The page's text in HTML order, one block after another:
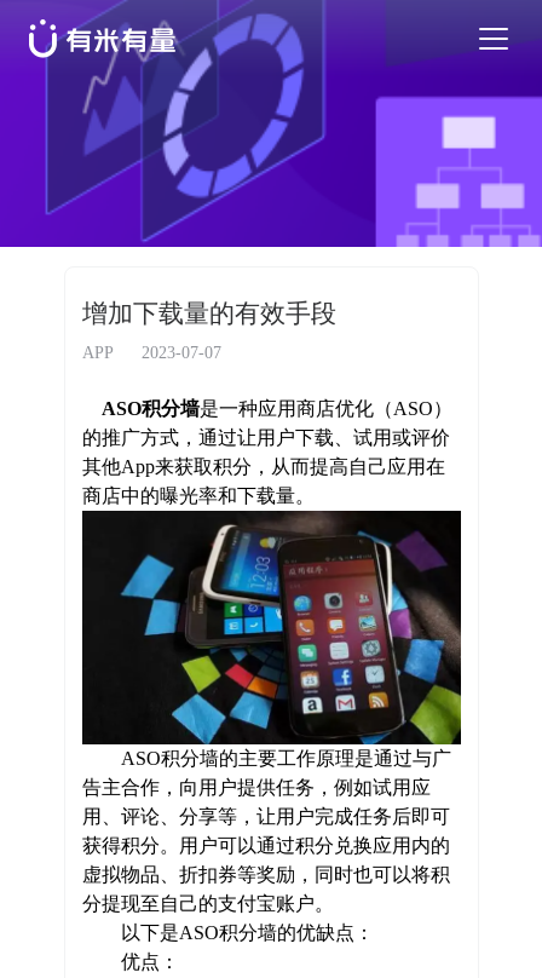
苹果应用商店优化
安卓应用商店优化
行业干货
EN
增加下载量的有效手段
APP 2023-07-07
ASO积分墙是一种应用商店优化（ASO）
的推广方式，通过让用户下载、试用或评价
其他App来获取积分，从而提高自己应用在
商店中的曝光率和下载量。
ASO积分墙的主要工作原理是通过与广
告主合作，向用户提供任务，例如试用应
用、评论、分享等，让用户完成任务后即可
获得积分。用户可以通过积分兑换应用内的
虚拟物品、折扣券等奖励，同时也可以将积
分提现至自己的支付宝账户。
以下是ASO积分墙的优缺点：
优点：